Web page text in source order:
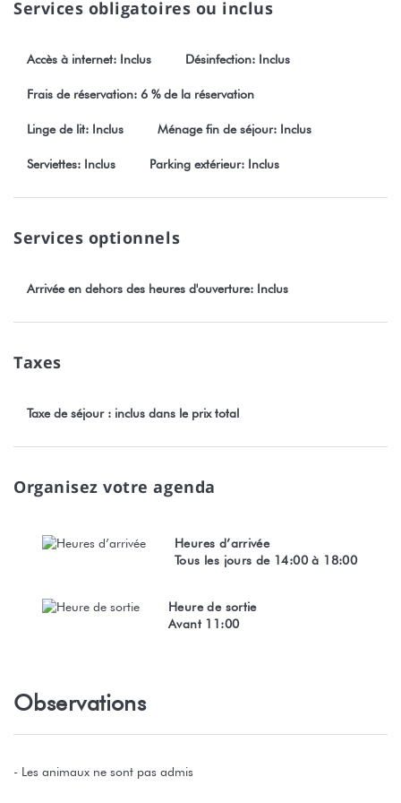
Services obligatoires ou inclus
Accès à internet: Inclus Désinfection: Inclus
Frais de réservation: 6 % de la réservation
Linge de lit: Inclus Ménage fin de séjour: Inclus
Serviettes: Inclus Parking extérieur: Inclus
Services optionnels
Arrivée en dehors des heures d'ouverture: Inclus
Taxes
Taxe de séjour : inclus dans le prix total
Organisez votre agenda
Heures d’arrivée
Tous les jours de 14:00 à 18:00
Heure de sortie
Avant 11:00
Observations
- Les animaux ne sont pas admis